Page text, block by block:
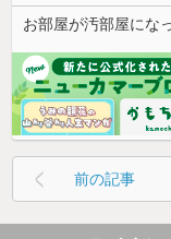
お部屋が汚部屋にな
前の記事